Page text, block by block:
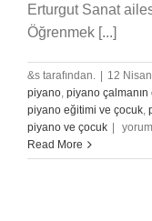
Erturgut Sanat
Öğrenmek [...]
&s tarafından. | 12
piyano piyano çalmanın
piyano eğitimi ve çocuk
piyano ve çocuk |
Piyano
Ne
Read More